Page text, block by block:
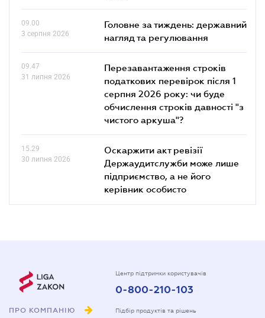
09.00
3 серпня 2026
Головне за тиждень: державний
нагляд та регулювання
09.47
31 липня 2026
Перезавантаження строків
податкових перевірок після 1
серпня 2026 року: чи буде
обчислення строків давності "з
чистого аркуша"?
15.29
30 липня 2026
Оскаржити акт ревізії
Держаудитслужби може лише
підприємство, а не його
керівник особисто
ПРО КОМПАНІЮ
Центр підтримки користувачів
0-800-210-103
Підбір продуктів та рішень